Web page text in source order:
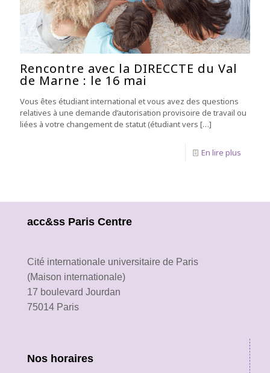
Rencontre avec la DIRECCTE du Val
de Marne : le 16 mai
Vous êtes étudiant international et vous avez des questions
relatives à une demande d’autorisation provisoire de travail ou
liées à votre changement de statut (étudiant vers […]
En lire plus
acc&ss Paris Centre
Cité internationale universitaire de Paris
(Maison internationale)
17 boulevard Jourdan
75014 Paris
Nos horaires